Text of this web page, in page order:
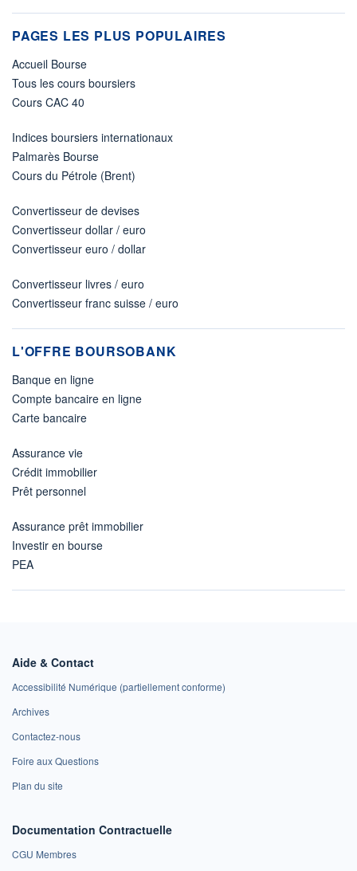
PAGES LES PLUS POPULAIRES
Accueil Bourse
Tous les cours boursiers
Cours CAC 40
Indices boursiers internationaux
Palmarès Bourse
Cours du Pétrole (Brent)
Convertisseur de devises
Convertisseur dollar / euro
Convertisseur euro / dollar
Convertisseur livres / euro
Convertisseur franc suisse / euro
L'OFFRE BOURSOBANK
Banque en ligne
Compte bancaire en ligne
Carte bancaire
Assurance vie
Crédit immobilier
Prêt personnel
Assurance prêt immobilier
Investir en bourse
PEA
Aide & Contact
Accessibilité Numérique (partiellement conforme)
Archives
Contactez-nous
Foire aux Questions
Plan du site
Documentation Contractuelle
CGU Membres